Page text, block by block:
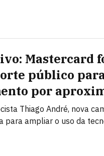
Mastercard
público
por
Thiago André, nova
para ampliar o uso da